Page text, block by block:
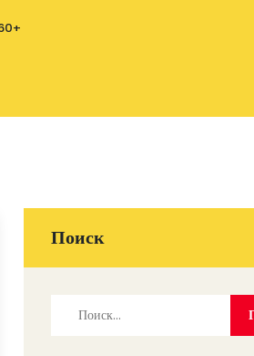
Поиск